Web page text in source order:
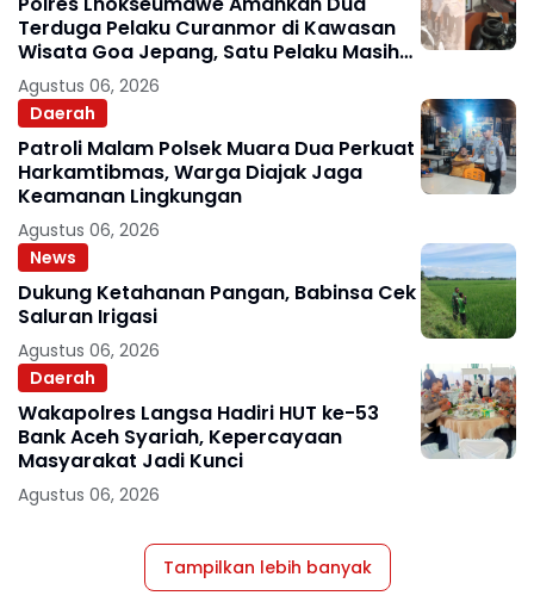
Terduga Pelaku Curanmor di Kawasan
Wisata Goa Jepang, Satu Pelaku Masih
Diburu
Agustus 06, 2026
Daerah
Patroli Malam Polsek Muara Dua Perkuat
Harkamtibmas, Warga Diajak Jaga
Keamanan Lingkungan
Agustus 06, 2026
News
Dukung Ketahanan Pangan, Babinsa Cek
Saluran Irigasi
Agustus 06, 2026
Daerah
Wakapolres Langsa Hadiri HUT ke-53
Bank Aceh Syariah, Kepercayaan
Masyarakat Jadi Kunci
Agustus 06, 2026
Tampilkan lebih banyak